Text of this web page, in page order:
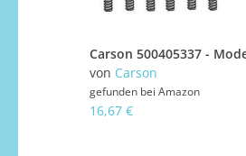
von Carson
gefunden bei Amazon
16,67 €